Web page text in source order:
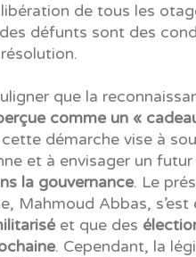
libération de tous les
défunts sont des
que la
comme un «
démarche vise à
et à envisager un
la gouvernance. Le
Mahmoud Abbas, s’est
et que des
. Cependant, la